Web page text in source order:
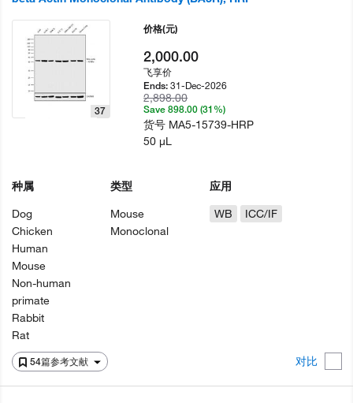
54篇参考文献 对比
37
种属
Dog
Chicken
Human
Mouse
Non-human
primate
Rabbit
Rat
类型
Mouse
Monoclonal
应用
WB
ICC/IF
价格(元)
2,000.00
飞享价
Ends:31-Dec-2026
2,898.00
Save 898.00 (31%)
货号 MA5-15739-HRP
50 µL